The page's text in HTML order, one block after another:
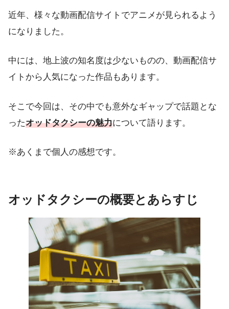
近年、様々な動画配信サイトでアニメが見られるよう
になりました。
中には、地上波の知名度は少ないものの、動画配信サ
イトから人気になった作品もあります。
そこで今回は、その中でも意外なギャップで話題とな
ったオッドタクシーの魅力について語ります。
※あくまで個人の感想です。
オッドタクシーの概要とあらすじ